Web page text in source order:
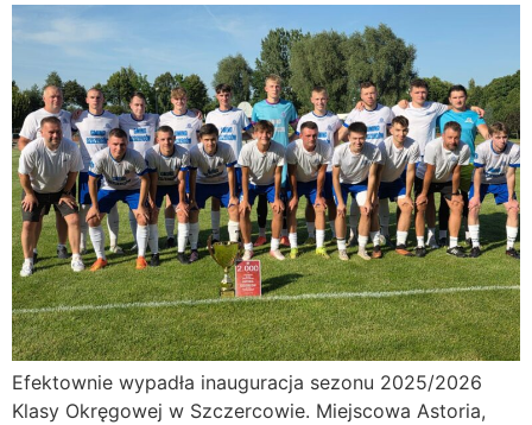
Efektownie wypadła inauguracja sezonu 2025/2026
Klasy Okręgowej w Szczercowie. Miejscowa Astoria,